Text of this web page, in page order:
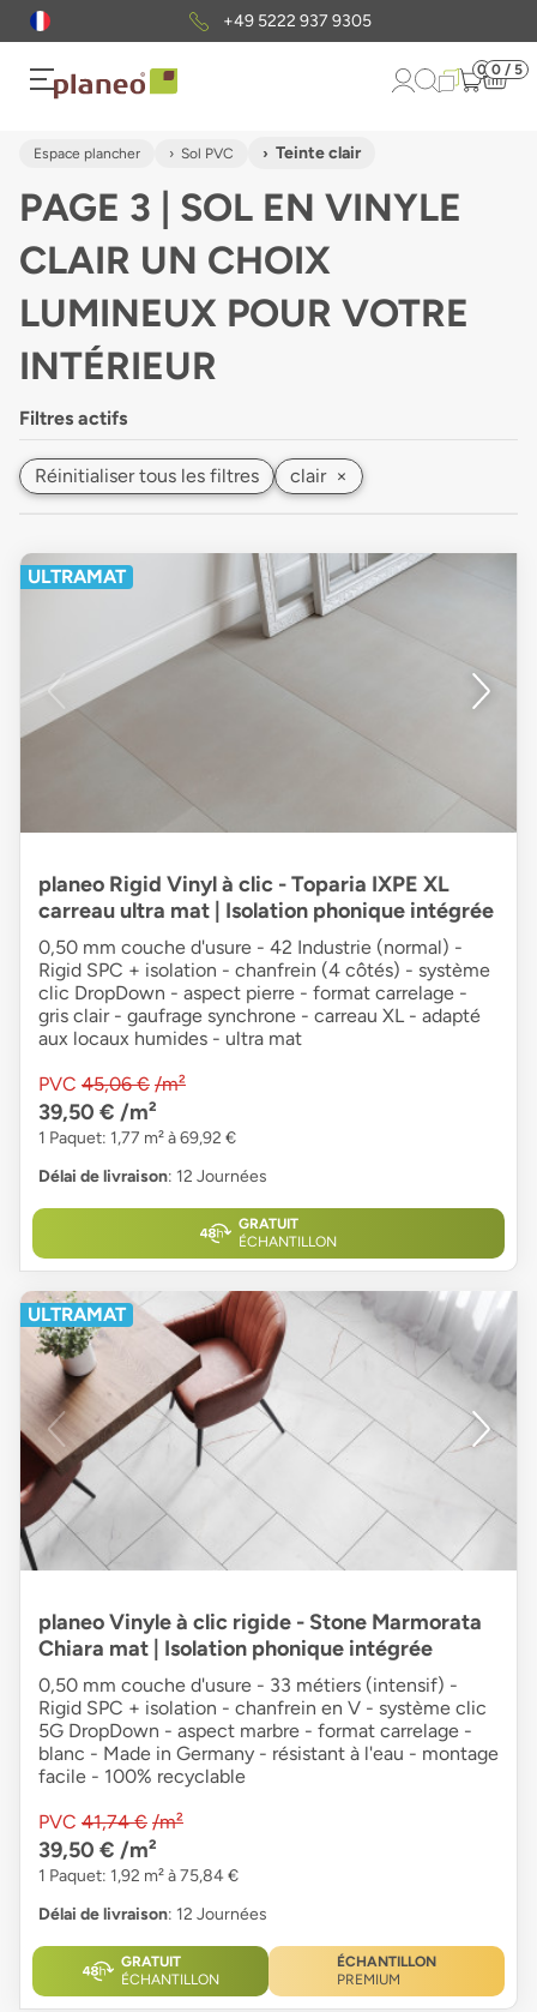
Envoi gratuit d'échantillons
0 0 / 5
Espace plancher Sol PVC Teinte clair
PAGE 3 | SOL EN VINYLE
CLAIR UN CHOIX
LUMINEUX POUR VOTRE
INTÉRIEUR
Filtres actifs
Réinitialiser tous les filtres clair ×
ULTRAMAT
planeo Rigid Vinyl à clic - Toparia IXPE XL
carreau ultra mat | Isolation phonique intégrée
0,50 mm couche d'usure - 42 Industrie (normal) -
Rigid SPC + isolation - chanfrein (4 côtés) - système
clic DropDown - aspect pierre - format carrelage -
gris clair - gaufrage synchrone - carreau XL - adapté
aux locaux humides - ultra mat
PVC 45,06 € /m²
39,50 € /m²
1 Paquet: 1,77 m² à 69,92 €
Délai de livraison: 12 Journées
GRATUIT
ÉCHANTILLON
ULTRAMAT
planeo Vinyle à clic rigide - Stone Marmorata
Chiara mat | Isolation phonique intégrée
0,50 mm couche d'usure - 33 métiers (intensif) -
Rigid SPC + isolation - chanfrein en V - système clic
5G DropDown - aspect marbre - format carrelage -
blanc - Made in Germany - résistant à l'eau - montage
facile - 100% recyclable
PVC 41,74 € /m²
39,50 € /m²
1 Paquet: 1,92 m² à 75,84 €
Délai de livraison: 12 Journées
GRATUIT
ÉCHANTILLON
ÉCHANTILLON
PREMIUM